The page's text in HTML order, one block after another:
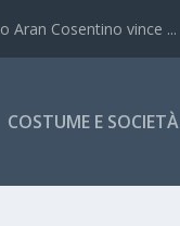
Aran Cosentino vince ...
COSTUME E SOCIETÀ